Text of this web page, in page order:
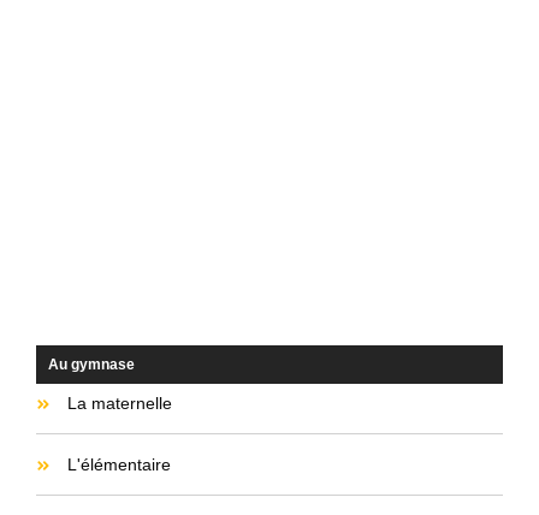
Au gymnase
La maternelle
L'élémentaire